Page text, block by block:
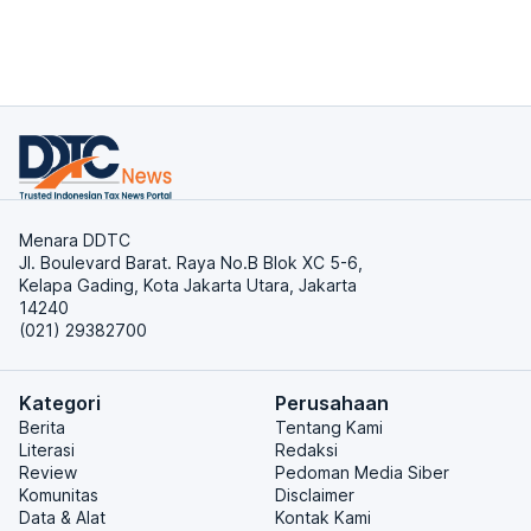
Menara DDTC
Jl. Boulevard Barat. Raya No.B Blok XC 5-6,
Kelapa Gading, Kota Jakarta Utara, Jakarta
14240
(021) 29382700
Kategori
Berita
Literasi
Review
Komunitas
Data & Alat
Perusahaan
Tentang Kami
Redaksi
Pedoman Media Siber
Disclaimer
Kontak Kami